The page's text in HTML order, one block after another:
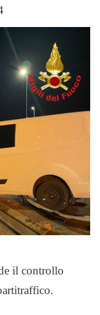
il controllo